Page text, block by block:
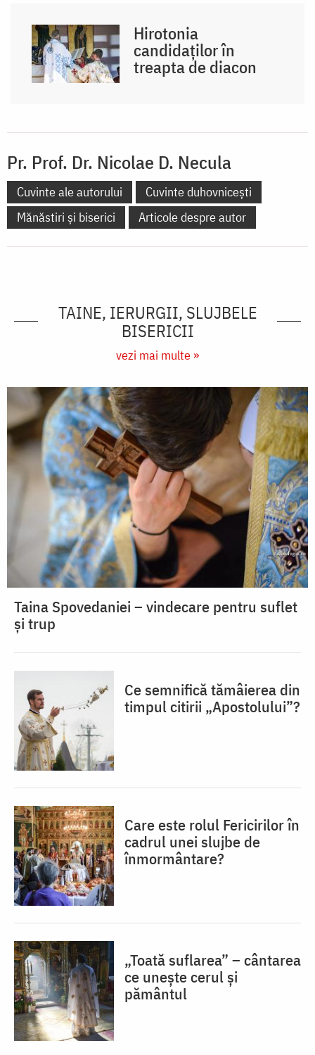
Hirotonia
candidaților în
treapta de diacon
Pr. Prof. Dr. Nicolae D. Necula
Cuvinte ale autorului
Cuvinte duhovnicești
Mănăstiri și biserici
Articole despre autor
TAINE, IERURGII, SLUJBELE
BISERICII
vezi mai multe »
Taina Spovedaniei – vindecare pentru suflet
și trup
Ce semnifică tămâierea din
timpul citirii „Apostolului”?
Care este rolul Fericirilor în
cadrul unei slujbe de
înmormântare?
„Toată suflarea” – cântarea
ce unește cerul și
pământul